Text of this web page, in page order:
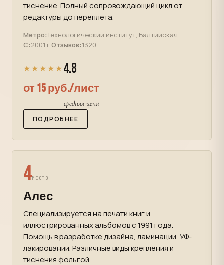
тиснение. Полный сопровождающий цикл от
редактуры до переплета.
Метро:Технологический институт, Балтийская
С:2001 г.Отзывов:1320
★★★★★ 4.8
от 15 руб./лист
средняя цена
ПОДРОБНЕЕ
4МЕСТО
Алес
Специализируется на печати книг и
иллюстрированных альбомов с 1991 года.
Помощь в разработке дизайна, ламинации, УФ-
лакировании. Различные виды крепления и
тиснения фольгой.